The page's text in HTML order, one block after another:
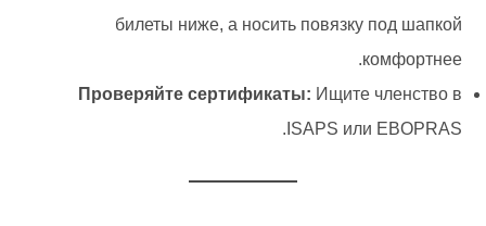
билеты ниже, а носить повязку под шапкой
комфортнее.
Проверяйте сертификаты: Ищите членство в
ISAPS или EBOPRAS.